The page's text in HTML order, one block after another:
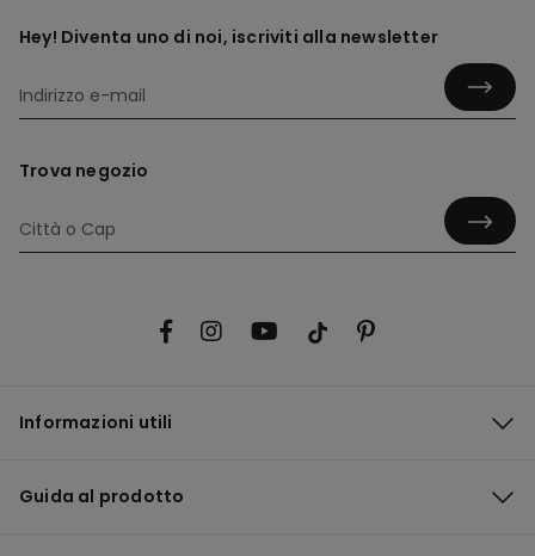
Hey! Diventa uno di noi, iscriviti alla newsletter
Trova negozio
Informazioni utili
Guida al prodotto